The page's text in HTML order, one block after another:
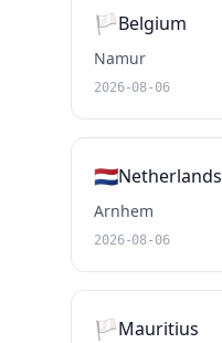
🏳️Belgium
Namur
2026-08-06
🇳🇱Netherlands
Arnhem
2026-08-06
🏳️Mauritius